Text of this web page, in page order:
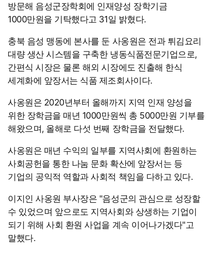
방문해 음성군장학회에 인재양성 장학기금
1000만원을 기탁했다고 31일 밝혔다.
충북 음성 맹동에 본사를 둔 사옹원은 전과 튀김요리
대량 생산 시스템을 구축한 냉동식품전문기업으로,
간편식 시장은 물론 해외 시장에도 진출해 한식
세계화에 앞장서는 식품 제조회사이다.
사옹원은 2020년부터 올해까지 지역 인재 양성을
위한 장학금을 매년 1000만원씩 총 5000만원 기부를
해왔으며, 올해로 다섯 번째 장학금을 전달했다.
사옹원은 매년 수익의 일부를 지역사회에 환원하는
사회공헌을 통한 나눔 문화 확산에 앞장서는 등
기업의 공익적 역할과 사회적 책임을 다하고 있다.
이지인 사옹원 부사장은 "음성군의 관심으로 성장할
수 있었으며 앞으로도 지역사회와 상생하는 기업이
되기 위해 사회 환원 사업을 계속 이어나가겠다"고
말했다.